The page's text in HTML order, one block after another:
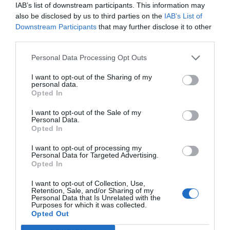
IAB’s list of downstream participants. This information may
also be disclosed by us to third parties on the IAB’s List of
Downstream Participants that may further disclose it to other
Personal Data Processing Opt Outs
I want to opt-out of the Sharing of my
personal data.
Opted In
I want to opt-out of the Sale of my
Personal Data.
Opted In
I want to opt-out of processing my
Personal Data for Targeted Advertising.
Opted In
I want to opt-out of Collection, Use,
Retention, Sale, and/or Sharing of my
Personal Data that Is Unrelated with the
Purposes for which it was collected.
Opted Out
estructurales.
responder y adoptar medidas concretas.
articule España será clave no solo para evitar una
sanción, sino también para preservar su credibilidad
ante las instituciones europeas
únicamente el cumplimiento de una directiva, sino la
capacidad del país para garantizar condiciones laborales
equitativas dentro de su propio sector público.
crisis de los interinos trasciende el ámbito laboral
europeo, donde confluyen la presión institucional, los
compromisos financieros y la necesidad de reformas
estructurales. La resolución de este conflicto marcará, en